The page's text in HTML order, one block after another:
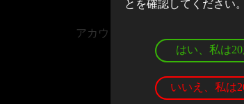
とを確認してください。
はい、私は20
いいえ、私は
アカウントお持ちの場合、